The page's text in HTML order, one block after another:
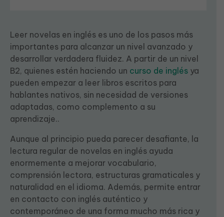
Leer novelas en inglés es uno de los pasos más
importantes para alcanzar un nivel avanzado y
desarrollar verdadera fluidez. A partir de un nivel
B2, quienes estén haciendo un curso de inglés ya
pueden empezar a leer libros escritos para
hablantes nativos, sin necesidad de versiones
adaptadas, como complemento a su
aprendizaje..
Aunque al principio pueda parecer desafiante, la
lectura regular de novelas en inglés ayuda
enormemente a mejorar vocabulario,
comprensión lectora, estructuras gramaticales y
naturalidad en el idioma. Además, permite entrar
en contacto con inglés auténtico y
contemporáneo de una forma mucho más rica y